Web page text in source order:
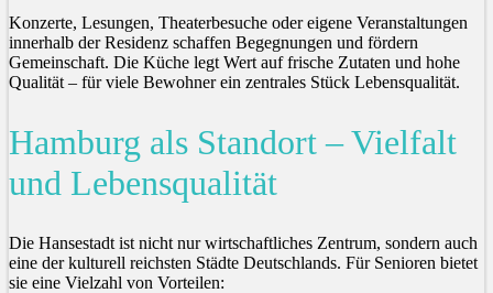
Konzerte, Lesungen, Theaterbesuche oder eigene Veranstaltungen
innerhalb der Residenz schaffen Begegnungen und fördern
Gemeinschaft. Die Küche legt Wert auf frische Zutaten und hohe
Qualität – für viele Bewohner ein zentrales Stück Lebensqualität.
Hamburg als Standort – Vielfalt
und Lebensqualität
Die Hansestadt ist nicht nur wirtschaftliches Zentrum, sondern auch
eine der kulturell reichsten Städte Deutschlands. Für Senioren bietet
sie eine Vielzahl von Vorteilen: